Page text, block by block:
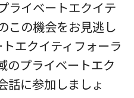
ライベートエクイテ
この機会をお見逃し
エクイティフォーラ
のプライベートエク
話に参加しましょ